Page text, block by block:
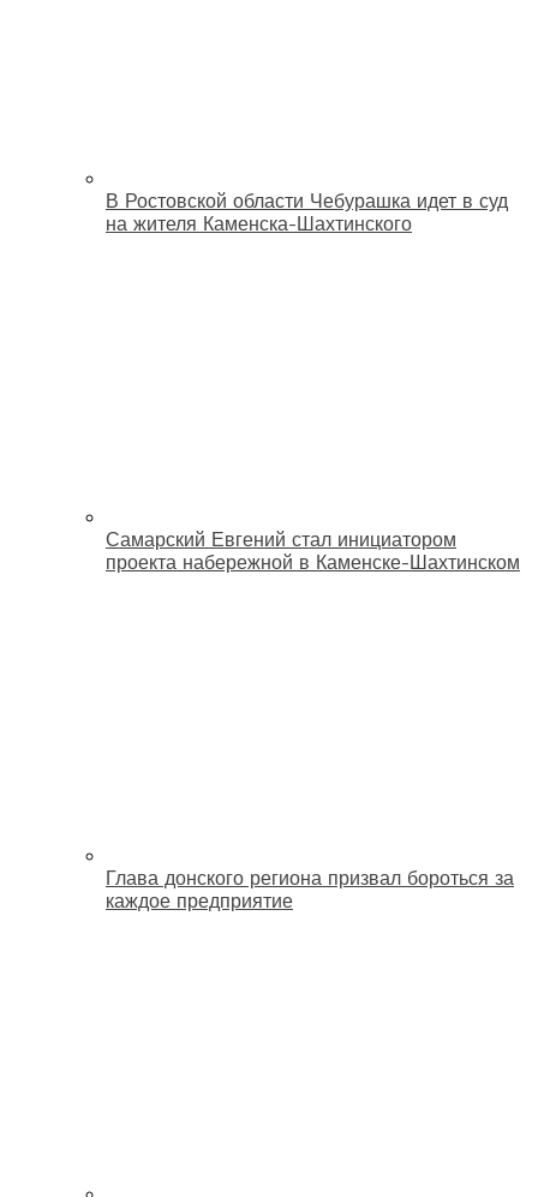
В Ростовской области Чебурашка идет в суд
на жителя Каменска-Шахтинского
Самарский Евгений стал инициатором
проекта набережной в Каменске-Шахтинском
Глава донского региона призвал бороться за
каждое предприятие